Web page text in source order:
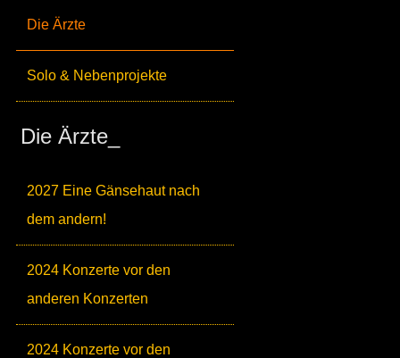
Die Ärzte
Solo & Nebenprojekte
Die Ärzte_
2027 Eine Gänsehaut nach
dem andern!
2024 Konzerte vor den
anderen Konzerten
2024 Konzerte vor den